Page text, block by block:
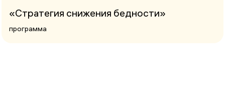
«Стратегия снижения бедности»
программа